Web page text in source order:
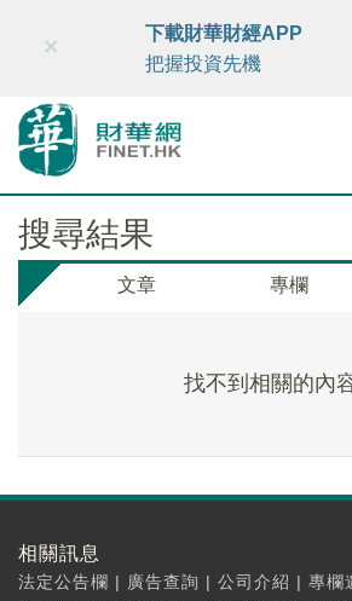
財華智庫網 FINTV FINMETA
×
下載財華財經APP
把握投資先機
搜尋結果
文章 專欄
找不到相關的內
相關訊息
法定公告欄 | 廣告查詢 | 公司介紹 | 專欄